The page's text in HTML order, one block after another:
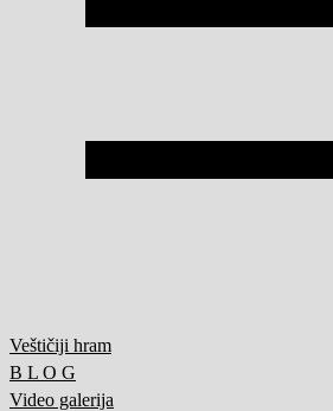
Veštičiji hram
B L O G
Video galerija